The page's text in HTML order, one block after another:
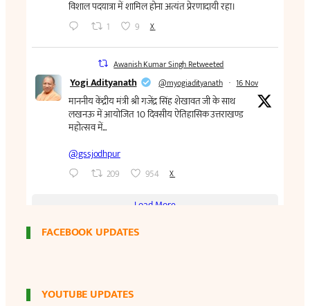
FACEBOOK UPDATES
YOUTUBE UPDATES